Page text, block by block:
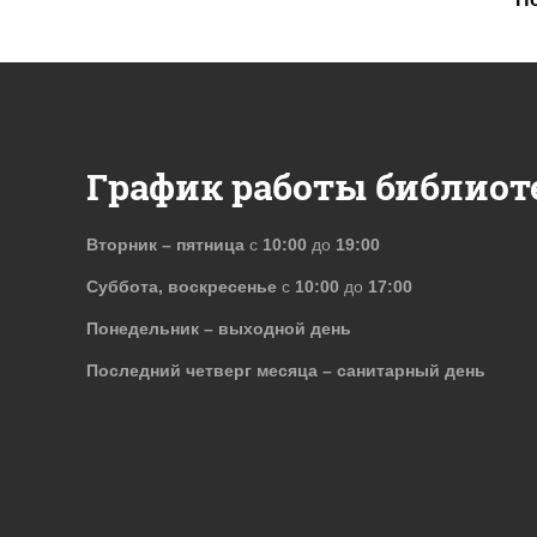
График работы
Вторник – пятница с 10:00 до 19:00
Суббота, воскресенье с 10:00 до 17:00
Понедельник – выходной день
Последний четверг месяца – санитарный день